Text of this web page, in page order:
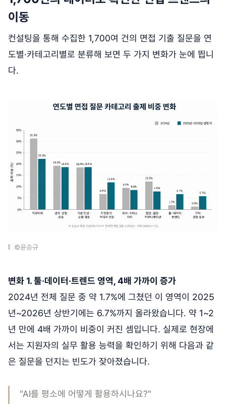
이동
컨설팅을 통해 수집한 1,700여 건의 면접 기출 질문을 연
도별·카테고리별로 분류해 보면 두 가지 변화가 눈에 띕니
다.
©윤승규
변화 1. 툴·데이터·트렌드 영역, 4배 가까이 증가
2024년 전체 질문 중 약 1.7%에 그쳤던 이 영역이 2025
년~2026년 상반기에는 6.7%까지 올라왔습니다. 약 1~2
년 만에 4배 가까이 비중이 커진 셈입니다. 실제로 현장에
서는 지원자의 실무 활용 능력을 확인하기 위해 다음과 같
은 질문을 던지는 빈도가 잦아졌습니다.
"AI를 평소에 어떻게 활용하시나요?"